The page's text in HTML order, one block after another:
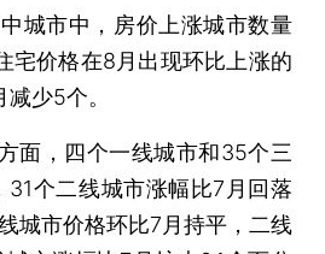
市中，房价上涨城市数量
宅价格在8月出现环比上涨的
少5个。
，四个一线城市和35个三
个二线城市涨幅比7月回落
城市价格环比7月持平，二线